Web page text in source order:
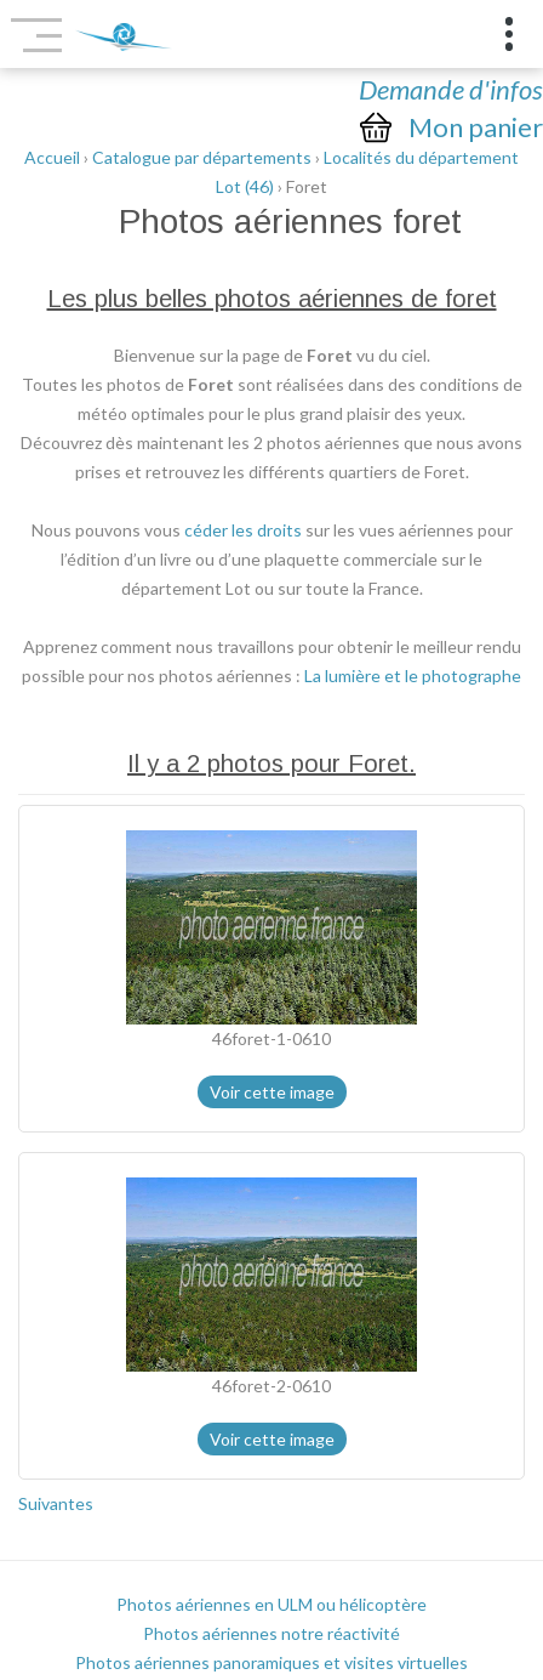
Demande d'infos
Mon panier
Accueil › Catalogue par départements › Localités du département
Lot (46) › Foret
Photos aériennes foret
Les plus belles photos aériennes de foret
Bienvenue sur la page de Foret vu du ciel.
Toutes les photos de Foret sont réalisées dans des conditions de
météo optimales pour le plus grand plaisir des yeux.
Découvrez dès maintenant les 2 photos aériennes que nous avons
prises et retrouvez les différents quartiers de Foret.
Nous pouvons vous céder les droits sur les vues aériennes pour
l’édition d’un livre ou d’une plaquette commerciale sur le
département Lot ou sur toute la France.
Apprenez comment nous travaillons pour obtenir le meilleur rendu
possible pour nos photos aériennes : La lumière et le photographe
Il y a 2 photos pour Foret.
46foret-1-0610
Voir cette image
46foret-2-0610
Voir cette image
Suivantes
Photos aériennes en ULM ou hélicoptère
Photos aériennes notre réactivité
Photos aériennes panoramiques et visites virtuelles